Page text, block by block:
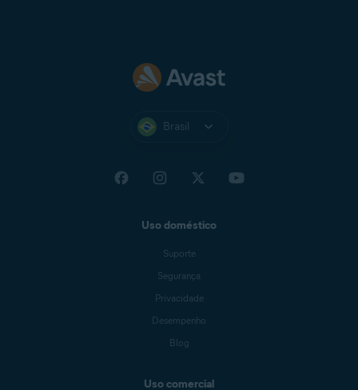
Brasil
Uso doméstico
Suporte
Segurança
Privacidade
Desempenho
Blog
Uso comercial